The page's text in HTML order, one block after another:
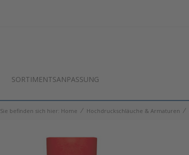
SORTIMENTSANPASSUNG
Sie befinden sich hier: Home ⁄ Hochdruckschläuche & Armaturen ⁄